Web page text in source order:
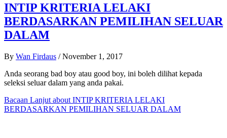
INTIP KRITERIA LELAKI
BERDASARKAN PEMILIHAN SELUAR
DALAM
By Wan Firdaus / November 1, 2017
Anda seorang bad boy atau good boy, ini boleh dilihat kepada
seleksi seluar dalam yang anda pakai.
Bacaan Lanjut about INTIP KRITERIA LELAKI
BERDASARKAN PEMILIHAN SELUAR DALAM